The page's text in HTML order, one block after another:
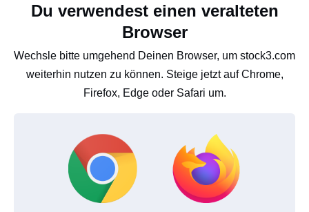
Du verwendest einen veralteten
Browser
Wechsle bitte umgehend Deinen Browser, um stock3.com
weiterhin nutzen zu können. Steige jetzt auf Chrome,
Firefox, Edge oder Safari um.